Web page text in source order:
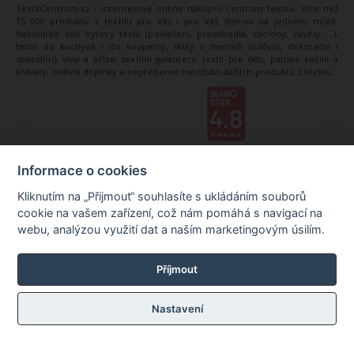
TextilCentrum.cz - internetové online nákupní centrum textilu. Více než
15 000 produktů z textilu pro Vás i pro Váš domov na jednom místě.
Nakoupíte zde bytový textil (povlečení, prostěradla, záclony, závěsy ...),
textil do kuchyně i do koupelny, látky v metráži (oděvní, dekorační i
speciální), vlny a příze, textilní galanterii, textil pro děti, pánské košile a
kravaty, oděvní doplňky a nepřeberné množství dalších produktů z textilu.
Informace o cookies
Kliknutím na „Přijmout“ souhlasíte s ukládáním souborů
cookie na vašem zařízení, což nám pomáhá s navigací na
webu, analýzou využití dat a naším marketingovým úsilím.
Příjmout
Nastavení